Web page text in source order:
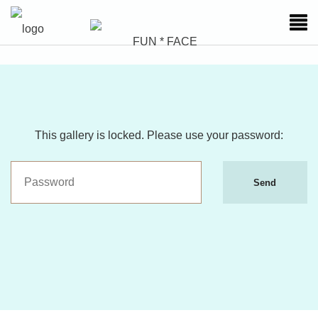
This gallery is locked. Please use your password:
Send